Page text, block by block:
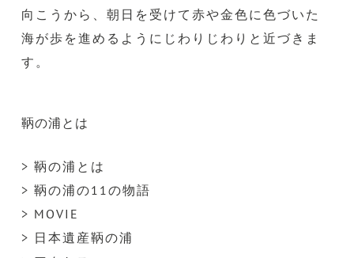
向こうから、朝日を受けて赤や金色に色づいた
海が歩を進めるようにじわりじわりと近づきま
す。
鞆の浦とは
> 鞆の浦とは
> 鞆の浦の11の物語
> MOVIE
> 日本遺産鞆の浦